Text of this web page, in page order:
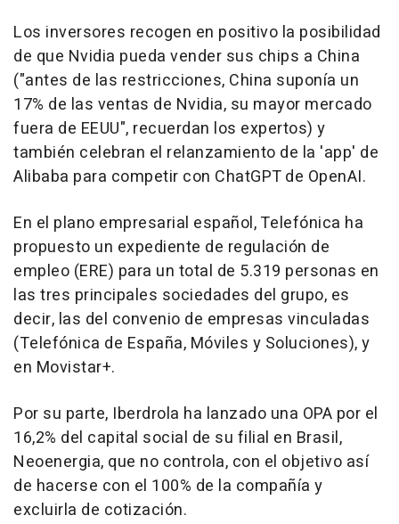
Los inversores recogen en positivo la posibilidad
de que Nvidia pueda vender sus chips a China
("antes de las restricciones, China suponía un
17% de las ventas de Nvidia, su mayor mercado
fuera de EEUU", recuerdan los expertos) y
también celebran el relanzamiento de la 'app' de
Alibaba para competir con ChatGPT de OpenAI.
En el plano empresarial español, Telefónica ha
propuesto un expediente de regulación de
empleo (ERE) para un total de 5.319 personas en
las tres principales sociedades del grupo, es
decir, las del convenio de empresas vinculadas
(Telefónica de España, Móviles y Soluciones), y
en Movistar+.
Por su parte, Iberdrola ha lanzado una OPA por el
16,2% del capital social de su filial en Brasil,
Neoenergia, que no controla, con el objetivo así
de hacerse con el 100% de la compañía y
excluirla de cotización.